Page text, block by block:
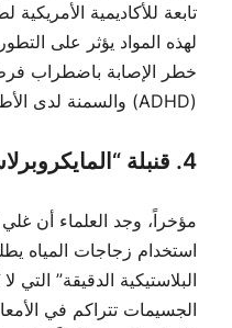
لهذه المواد يؤثر على
خطر الإصابة باضطراب فرط
(ADHD) والسمنة لدى الأطفال لاحقاً.
4. قنبلة “المايكروبرلاستيك” (Microplastics)
مؤخراً، وجد العلماء أن غلي
استخدام زجاجات المياه
البلاستيكية الدقيقة” التي
الجسيمات تتراكم في